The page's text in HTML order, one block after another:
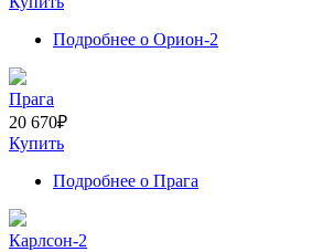
Подробнее о Орион-2
Прага
20 670₽
Купить
Подробнее о Прага
Карлсон-2